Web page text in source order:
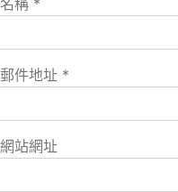
稱 *
件地址 *
站網址